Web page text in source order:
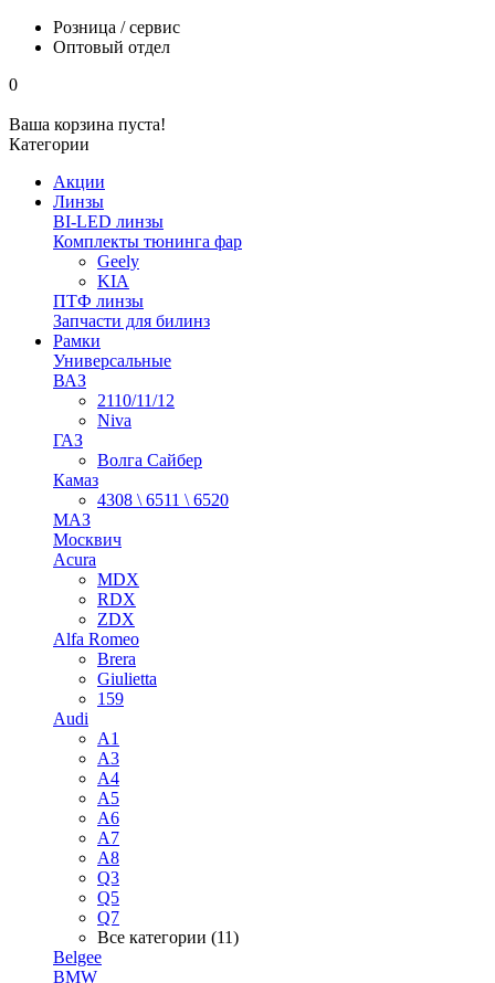
Розница / сервис
Оптовый отдел
0
Ваша корзина пуста!
Категории
Акции
Линзы
BI-LED линзы
Комплекты тюнинга фар
Geely
KIA
ПТФ линзы
Запчасти для билинз
Рамки
Универсальные
ВАЗ
2110/11/12
Niva
ГАЗ
Волга Сайбер
Камаз
4308 \ 6511 \ 6520
МАЗ
Москвич
Acura
MDX
RDX
ZDX
Alfa Romeo
Brera
Giulietta
159
Audi
A1
A3
A4
A5
A6
A7
A8
Q3
Q5
Q7
Все категории (11)
Belgee
BMW